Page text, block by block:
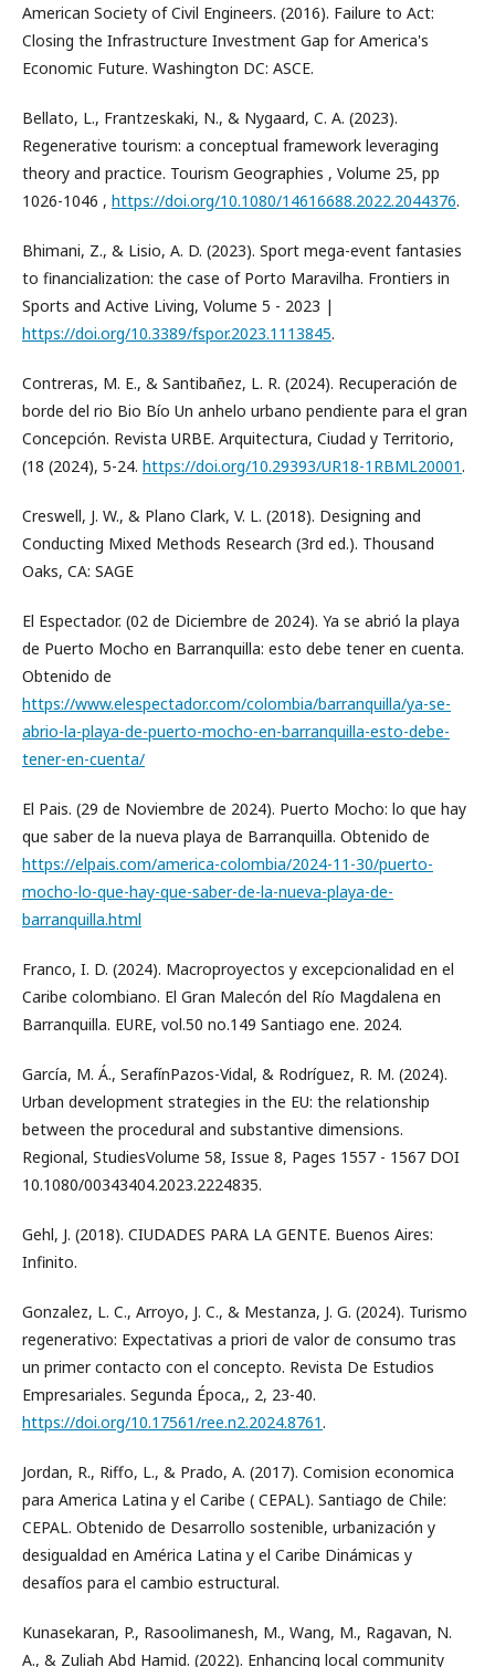
American Society of Civil Engineers. (2016). Failure to Act:
Closing the Infrastructure Investment Gap for America's
Economic Future. Washington DC: ASCE.
Bellato, L., Frantzeskaki, N., & Nygaard, C. A. (2023).
Regenerative tourism: a conceptual framework leveraging
theory and practice. Tourism Geographies , Volume 25, pp
1026-1046 , https://doi.org/10.1080/14616688.2022.2044376.
Bhimani, Z., & Lisio, A. D. (2023). Sport mega-event fantasies
to financialization: the case of Porto Maravilha. Frontiers in
Sports and Active Living, Volume 5 - 2023 |
https://doi.org/10.3389/fspor.2023.1113845.
Contreras, M. E., & Santibañez, L. R. (2024). Recuperación de
borde del rio Bio Bío Un anhelo urbano pendiente para el gran
Concepción. Revista URBE. Arquitectura, Ciudad y Territorio,
(18 (2024), 5-24. https://doi.org/10.29393/UR18-1RBML20001.
Creswell, J. W., & Plano Clark, V. L. (2018). Designing and
Conducting Mixed Methods Research (3rd ed.). Thousand
Oaks, CA: SAGE
El Espectador. (02 de Diciembre de 2024). Ya se abrió la playa
de Puerto Mocho en Barranquilla: esto debe tener en cuenta.
Obtenido de
https://www.elespectador.com/colombia/barranquilla/ya-se-
abrio-la-playa-de-puerto-mocho-en-barranquilla-esto-debe-
tener-en-cuenta/
El Pais. (29 de Noviembre de 2024). Puerto Mocho: lo que hay
que saber de la nueva playa de Barranquilla. Obtenido de
https://elpais.com/america-colombia/2024-11-30/puerto-
mocho-lo-que-hay-que-saber-de-la-nueva-playa-de-
barranquilla.html
Franco, I. D. (2024). Macroproyectos y excepcionalidad en el
Caribe colombiano. El Gran Malecón del Río Magdalena en
Barranquilla. EURE, vol.50 no.149 Santiago ene. 2024.
García, M. Á., SerafínPazos-Vidal, & Rodríguez, R. M. (2024).
Urban development strategies in the EU: the relationship
between the procedural and substantive dimensions.
Regional, StudiesVolume 58, Issue 8, Pages 1557 - 1567 DOI
10.1080/00343404.2023.2224835.
Gehl, J. (2018). CIUDADES PARA LA GENTE. Buenos Aires:
Infinito.
Gonzalez, L. C., Arroyo, J. C., & Mestanza, J. G. (2024). Turismo
regenerativo: Expectativas a priori de valor de consumo tras
un primer contacto con el concepto. Revista De Estudios
Empresariales. Segunda Época,, 2, 23-40.
https://doi.org/10.17561/ree.n2.2024.8761.
Jordan, R., Riffo, L., & Prado, A. (2017). Comision economica
para America Latina y el Caribe ( CEPAL). Santiago de Chile:
CEPAL. Obtenido de Desarrollo sostenible, urbanización y
desigualdad en América Latina y el Caribe Dinámicas y
desafíos para el cambio estructural.
Kunasekaran, P., Rasoolimanesh, M., Wang, M., Ragavan, N.
A., & Zuliah Abd Hamid. (2022). Enhancing local community